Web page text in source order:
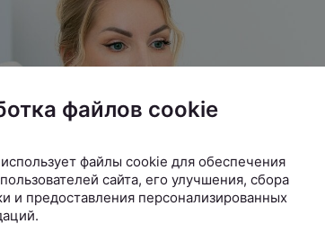
файлов cookie
файлы cookie для обеспечения
сайта, его улучшения, сбора
и предоставления персонализированных